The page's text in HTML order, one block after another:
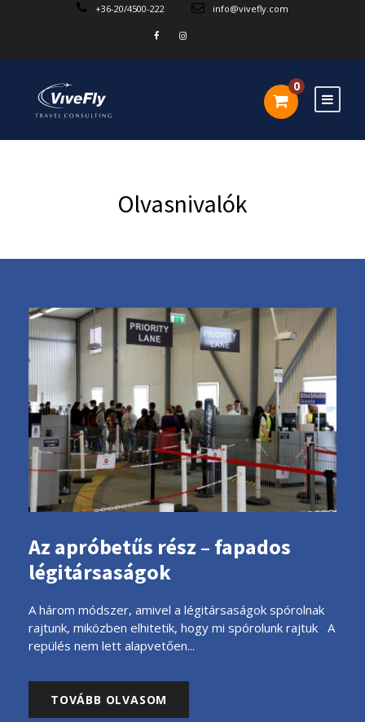
+36-20/4500-222 info@vivefly.com
0
Olvasnivalók
Az apróbetűs rész – fapados
légitársaságok
A három módszer, amivel a légitársaságok spórolnak
rajtunk, miközben elhitetik, hogy mi spórolunk rajtuk A
repülés nem lett alapvetően...
TOVÁBB OLVASOM